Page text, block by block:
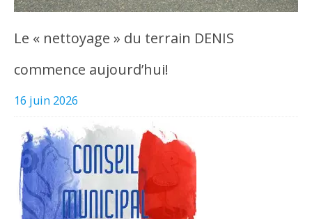
Le « nettoyage » du terrain DENIS
commence aujourd’hui!
16 juin 2026